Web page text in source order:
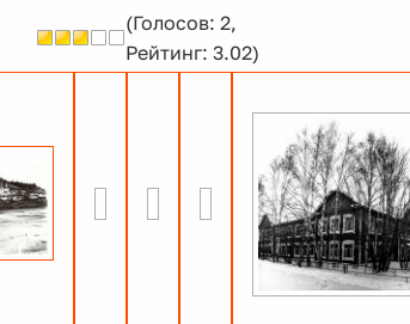
(Голосов: 2,
Рейтинг: 3.02)